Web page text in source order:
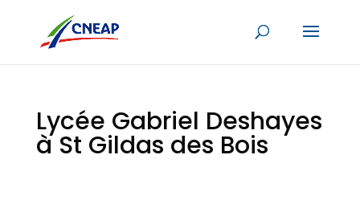
Lycée Gabriel Deshayes
à St Gildas des Bois